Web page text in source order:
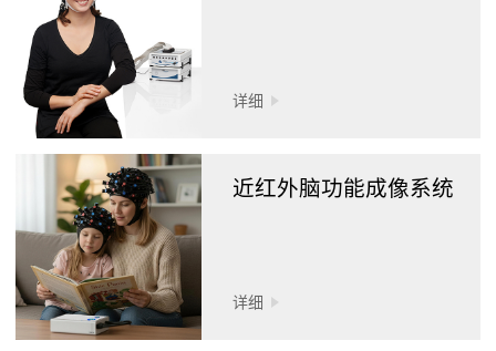
详细
近红外脑功能成像系统
详细